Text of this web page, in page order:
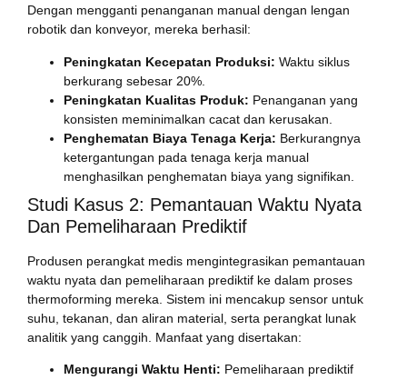
Dengan mengganti penanganan manual dengan lengan
robotik dan konveyor, mereka berhasil:
Peningkatan Kecepatan Produksi: Waktu siklus
berkurang sebesar 20%.
Peningkatan Kualitas Produk: Penanganan yang
konsisten meminimalkan cacat dan kerusakan.
Penghematan Biaya Tenaga Kerja: Berkurangnya
ketergantungan pada tenaga kerja manual
menghasilkan penghematan biaya yang signifikan.
Studi Kasus 2: Pemantauan Waktu Nyata
Dan Pemeliharaan Prediktif
Produsen perangkat medis mengintegrasikan pemantauan
waktu nyata dan pemeliharaan prediktif ke dalam proses
thermoforming mereka. Sistem ini mencakup sensor untuk
suhu, tekanan, dan aliran material, serta perangkat lunak
analitik yang canggih. Manfaat yang disertakan:
Mengurangi Waktu Henti: Pemeliharaan prediktif